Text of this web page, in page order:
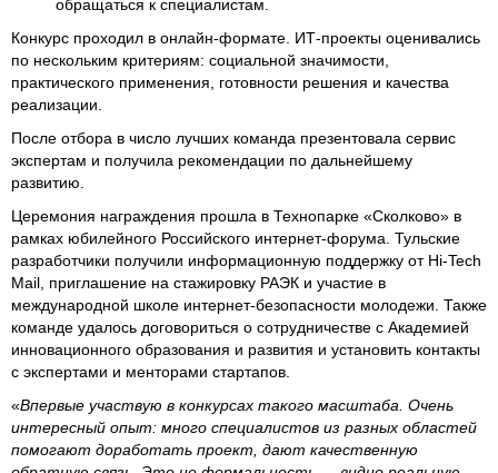
обращаться к специалистам.
Конкурс проходил в онлайн-формате. ИТ-проекты оценивались
по нескольким критериям: социальной значимости,
практического применения, готовности решения и качества
реализации.
После отбора в число лучших команда презентовала сервис
экспертам и получила рекомендации по дальнейшему
развитию.
Церемония награждения прошла в Технопарке «Сколково» в
рамках юбилейного Российского интернет-форума. Тульские
разработчики получили информационную поддержку от Hi-Tech
Mail, приглашение на стажировку РАЭК и участие в
международной школе интернет-безопасности молодежи. Также
команде удалось договориться о сотрудничестве с Академией
инновационного образования и развития и установить контакты
с экспертами и менторами стартапов.
«Впервые участвую в конкурсах такого масштаба. Очень
интересный опыт: много специалистов из разных областей
помогают доработать проект, дают качественную